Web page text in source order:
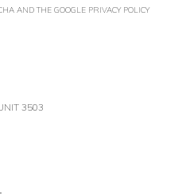
AND THE GOOGLE PRIVACY POLICY
3503